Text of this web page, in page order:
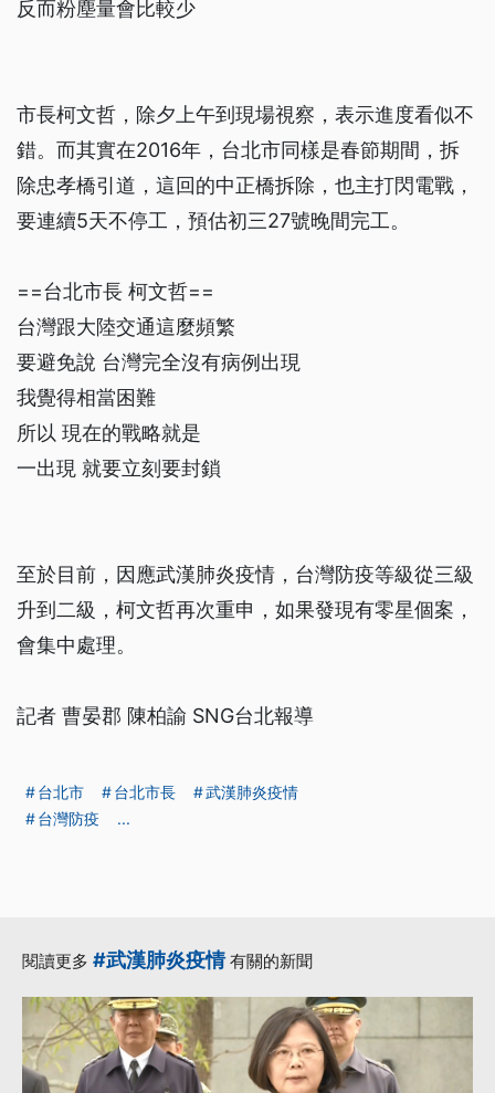
反而粉塵量會比較少
市長柯文哲，除夕上午到現場視察，表示進度看似不
錯。而其實在2016年，台北市同樣是春節期間，拆
除忠孝橋引道，這回的中正橋拆除，也主打閃電戰，
要連續5天不停工，預估初三27號晚間完工。
==台北市長 柯文哲==
台灣跟大陸交通這麼頻繁
要避免說 台灣完全沒有病例出現
我覺得相當困難
所以 現在的戰略就是
一出現 就要立刻要封鎖
至於目前，因應武漢肺炎疫情，台灣防疫等級從三級
升到二級，柯文哲再次重申，如果發現有零星個案，
會集中處理。
記者 曹晏郡 陳柏諭 SNG台北報導
台北市 台北市長
武漢肺炎疫情
台灣防疫
...
閱讀更多 #武漢肺炎疫情有關的新聞